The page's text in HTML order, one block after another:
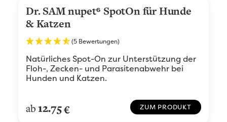
Dr. SAM nupet⁶ SpotOn für Hunde
& Katzen
(5 Bewertungen)
Natürliches Spot-On zur Unterstützung der
Floh-, Zecken- und Parasitenabwehr bei
Hunden und Katzen.
ab12.75€ ZUM PRODUKT